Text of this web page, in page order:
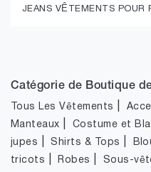
JEANS VÊTEMENTS POUR
Catégorie de Boutique
Tous Les Vêtements
Manteaux Costume et
jupes |Shirts & Tops
tricots
Robes Sous-